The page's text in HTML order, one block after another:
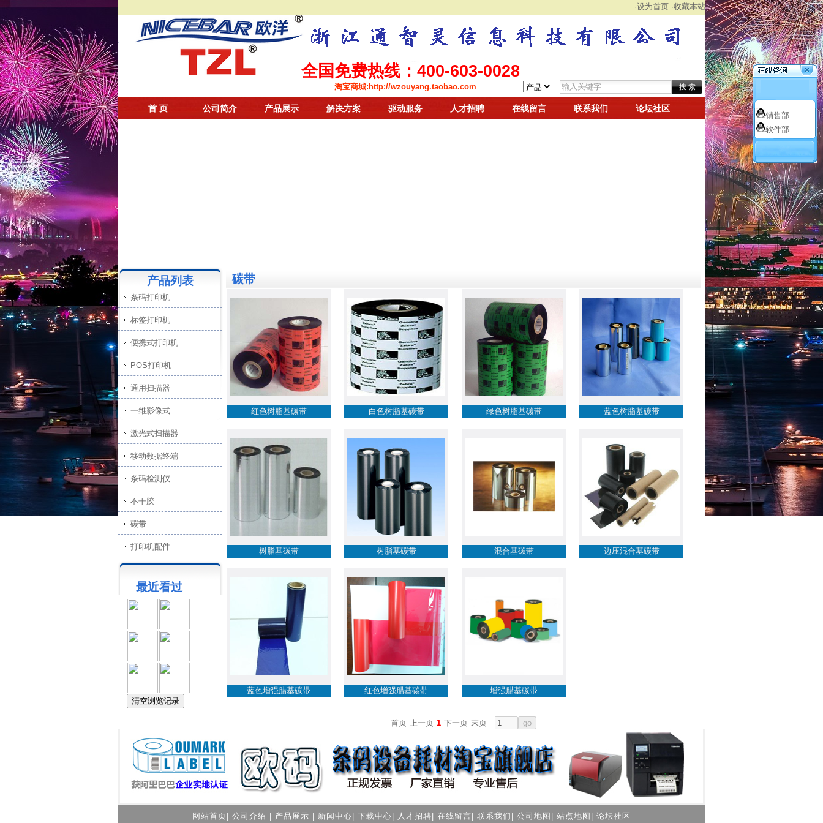
·设为首页 ·收藏本站
全国免费热线：400-603-0028
淘宝商城: http://wzouyang.taobao.com
首 页 公司简介 产品展示 解决方案 驱动服务 人才招聘 在线留言 联系我们 论坛社区
产品列表
条码打印机
标签打印机
便携式打印机
POS打印机
通用扫描器
一维影像式
激光式扫描器
移动数据终端
条码检测仪
不干胶
碳带
打印机配件
最近看过
碳带
红色树脂基碳带 白色树脂基碳带 绿色树脂基碳带 蓝色树脂基碳带
树脂基碳带 树脂基碳带 混合基碳带 边压混合基碳带
蓝色增强腊基碳带 红色增强腊基碳带 增强腊基碳带
首页 上一页 1 下一页 末页
网站首页 公司介绍 产品展示 新闻中心 下载中心 人才招聘 在线留言 联系我们 公司地图 站点地图 论坛社区
销售部
软件部